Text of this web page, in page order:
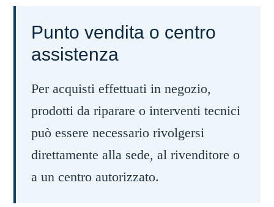
Punto vendita o centro
assistenza
Per acquisti effettuati in negozio,
prodotti da riparare o interventi tecnici
può essere necessario rivolgersi
direttamente alla sede, al rivenditore o
a un centro autorizzato.